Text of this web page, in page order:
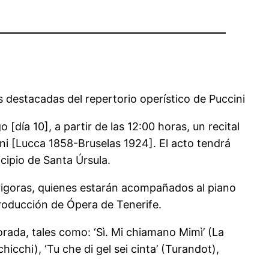
destacadas del repertorio operístico de Puccini
[día 10], a partir de las 12:00 horas, un recital
[Lucca 1858-Bruselas 1924]. El acto tendrá
de Santa Úrsula.
quienes estarán acompañados al piano
de Ópera de Tenerife.
tales como: ‘Sì. Mi chiamano Mimì’ (La
‘Tu che di gel sei cinta’ (Turandot),